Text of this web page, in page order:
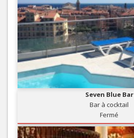
Seven Blue Bar
Bar à cocktail
Fermé